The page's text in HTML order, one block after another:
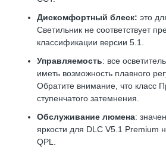
Дискомфортный блеск: это
Светильник не соответствует
классификации версии 5.1.
Управляемость: все
иметь возможность плавного
Обратите внимание, что класс
ступенчатого затемнения.
Обслуживание люмена:
яркости для DLC V5.1 Premium
QPL.